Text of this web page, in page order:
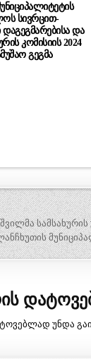
სივრცით-
და
კომისიის 2024
გეგმა
უნდა